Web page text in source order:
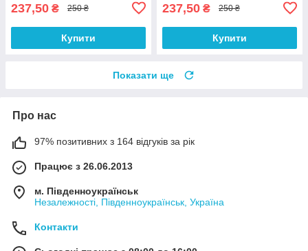
237,50 ₴ 250 ₴
Купити
237,50 ₴ 250 ₴
Купити
Показати ще
Про нас
97% позитивних з 164 відгуків за рік
Працює з 26.06.2013
м. Південноукраїнськ
Незалежності, Південноукраїнськ, Україна
Контакти